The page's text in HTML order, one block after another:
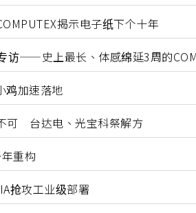
揭示电子纸下个十年
访——史上最长、体感绵延3周的
鸡加速落地
可 台达电、光宝科祭解方
重构
抢攻工业级部署